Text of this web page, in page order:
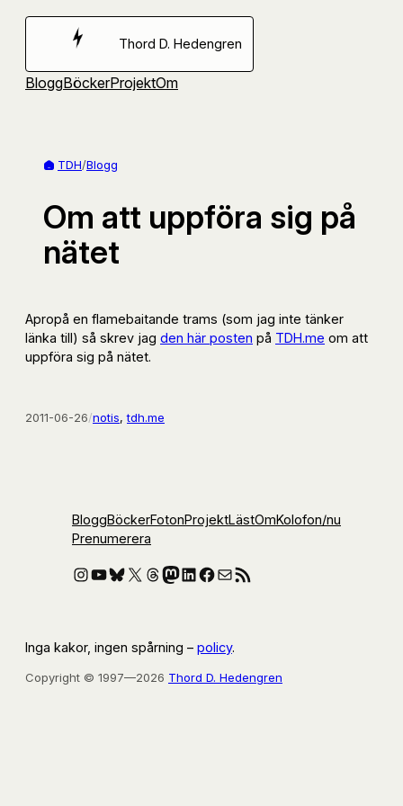
Hoppa
Thord D. Hedengren
BloggBöckerProjektOm
TDH/Blogg
Om att uppföra sig på
nätet
Apropå en flamebaitande trams (som jag inte tänker
länka till) så skrev jag den här posten på TDH.me om att
uppföra sig på nätet.
2011-06-26/notis, tdh.me
BloggBöckerFotonProjektLästOmKolofon/nu
Prenumerera
Instagram
YouTube
Bluesky
X Threads
Mastodon
LinkedIn
Facebook
E-postRSS-flöde
Inga kakor, ingen spårning – policy.
Copyright © 1997—2026 Thord D. Hedengren